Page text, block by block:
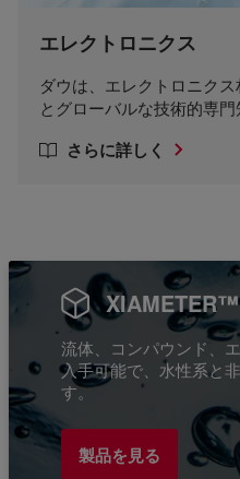
エレクトロニクス
ダウは、エレクトロニク
とグローバルな技術的専門
さらに詳しく
流体、コンパウンド、
入手可能で、水性系と
す。
製品を見る